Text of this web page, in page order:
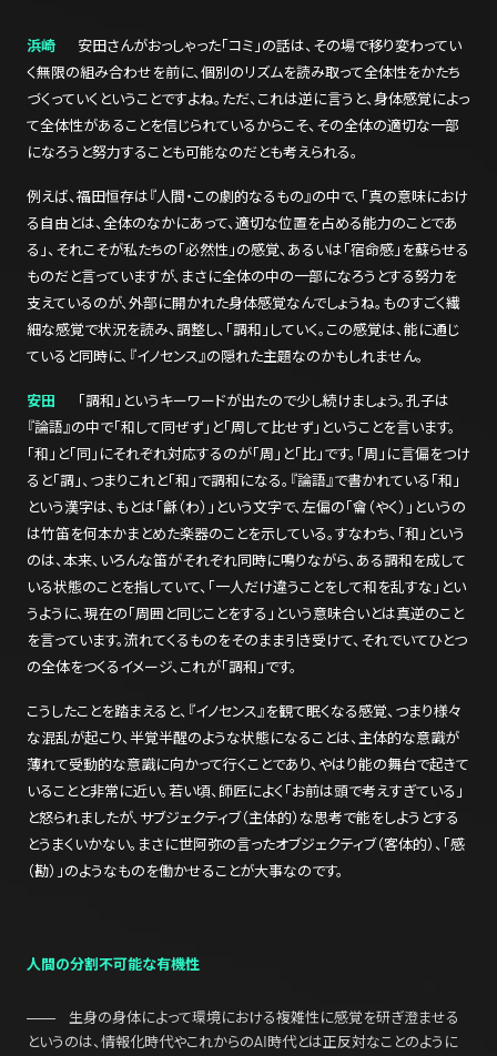
浜崎
安田さんがおっしゃった「コミ」の話は、その場で移り変わってい
く無限の組み合わせを前に、個別のリズムを読み取って全体性をかたち
づくっていくということですよね。ただ、これは逆に言うと、身体感覚によっ
て全体性があることを信じられているからこそ、その全体の適切な一部
になろうと努力することも可能なのだとも考えられる。
例えば、福田恒存は『人間・この劇的なるもの』の中で、「真の意味におけ
る自由とは、全体のなかにあって、適切な位置を占める能力のことであ
る」、それこそが私たちの「必然性」の感覚、あるいは「宿命感」を蘇らせる
ものだと言っていますが、まさに全体の中の一部になろうとする努力を
支えているのが、外部に開かれた身体感覚なんでしょうね。ものすごく繊
細な感覚で状況を読み、調整し、「調和」していく。この感覚は、能に通じ
ていると同時に、『イノセンス』の隠れた主題なのかもしれません。
安田
「調和」というキーワードが出たので少し続けましょう。孔子は
『論語』の中で「和して同ぜず」と「周して比せず」ということを言います。
「和」と「同」にそれぞれ対応するのが「周」と「比」です。「周」に言偏をつけ
ると「調」、つまりこれと「和」で調和になる。『論語』で書かれている「和」
という漢字は、もとは「龢（わ）」という文字で、左偏の「龠（やく）」というの
は竹笛を何本かまとめた楽器のことを示している。すなわち、「和」という
のは、本来、いろんな笛がそれぞれ同時に鳴りながら、ある調和を成して
いる状態のことを指していて、「一人だけ違うことをして和を乱すな」とい
うように、現在の「周囲と同じことをする」という意味合いとは真逆のこと
を言っています。流れてくるものをそのまま引き受けて、それでいてひとつ
の全体をつくるイメージ、これが「調和」です。
こうしたことを踏まえると、『イノセンス』を観て眠くなる感覚、つまり様々
な混乱が起こり、半覚半醒のような状態になることは、主体的な意識が
薄れて受動的な意識に向かって行くことであり、やはり能の舞台で起きて
いることと非常に近い。若い頃、師匠によく「お前は頭で考えすぎている」
と怒られましたが、サブジェクティブ（主体的）な思考で能をしようとする
とうまくいかない。まさに世阿弥の言ったオブジェクティブ（客体的）、「感
（勘）」のようなものを働かせることが大事なのです。
人間の分割不可能な有機性
生身の身体によって環境における複雑性に感覚を研ぎ澄ませる
というのは、情報化時代やこれからのAI時代とは正反対なことのように